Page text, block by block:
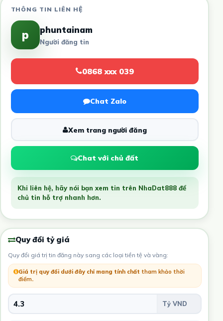
THÔNG TIN LIÊN HỆ
p phuntainam
Người đăng tin
0868 xxx 039
Chat Zalo
Xem trang người đăng
Chat với chủ đất
Khi liên hệ, hãy nói bạn xem tin trên NhaDat888 để
chủ tin hỗ trợ nhanh hơn.
Quy đổi tỷ giá
Quy đổi giá trị tin đăng này sang các loại tiền tệ và vàng:
Giá trị quy đổi dưới đây chỉ mang tính chất tham khảo thời
điểm.